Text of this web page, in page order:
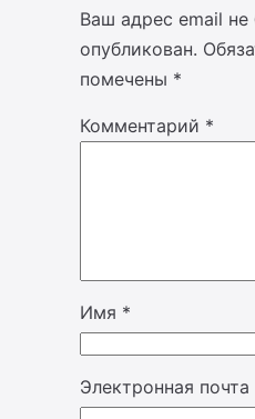
Ваш адрес email не
опубликован.
помечены *
Комментарий *
Имя *
Электронная почта